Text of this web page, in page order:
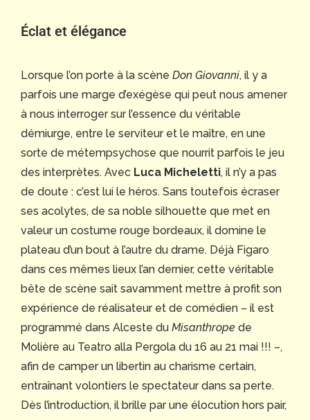
Éclat et élégance
Lorsque l’on porte à la scène Don Giovanni, il y a
parfois une marge d’exégèse qui peut nous amener
à nous interroger sur l’essence du véritable
démiurge, entre le serviteur et le maître, en une
sorte de métempsychose que nourrit parfois le jeu
des interprètes. Avec Luca Micheletti, il n’y a pas
de doute : c’est lui le héros. Sans toutefois écraser
ses acolytes, de sa noble silhouette que met en
valeur un costume rouge bordeaux, il domine le
plateau d’un bout à l’autre du drame. Déjà Figaro
dans ces mêmes lieux l’an dernier, cette véritable
bête de scène sait savamment mettre à profit son
expérience de réalisateur et de comédien – il est
programmé dans Alceste du Misanthrope de
Molière au Teatro alla Pergola du 16 au 21 mai !!! –,
afin de camper un libertin au charisme certain,
entraînant volontiers le spectateur dans sa perte.
Dès l’introduction, il brille par une élocution hors pair,